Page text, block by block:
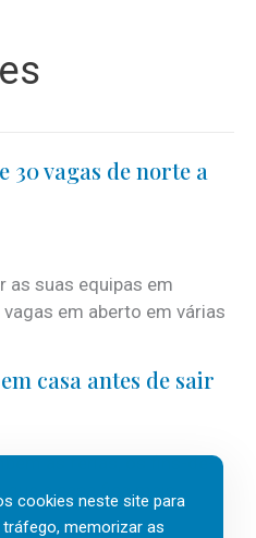
30 vagas de norte a
as suas equipas em
em aberto em várias
casa antes de sair
as férias, os fins-de-
a casa fica mais
cookies neste site para
memorizar as